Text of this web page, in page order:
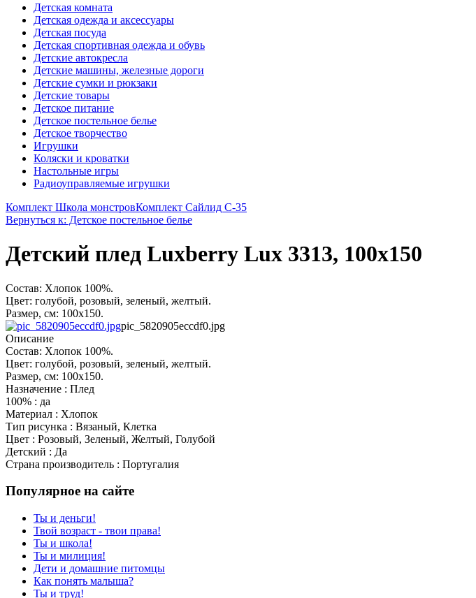
Детская комната
Детская одежда и аксессуары
Детская посуда
Детская спортивная одежда и обувь
Детские автокресла
Детские машины, железные дороги
Детские сумки и рюкзаки
Детские товары
Детское питание
Детское постельное белье
Детское творчество
Игрушки
Коляски и кроватки
Настольные игры
Радиоуправляемые игрушки
Комплект Школа монстровКомплект Сайлид С-35
Вернуться к: Детское постельное белье
Детский плед Luxberry Lux 3313, 100х150
Состав: Хлопок 100%.
Цвет: голубой, розовый, зеленый, желтый.
Размер, см: 100х150.
pic_5820905eccdf0.jpg
Описание
Состав: Хлопок 100%.
Цвет: голубой, розовый, зеленый, желтый.
Размер, см: 100х150.
Назначение : Плед
100% : да
Материал : Хлопок
Тип рисунка : Вязаный, Клетка
Цвет : Розовый, Зеленый, Желтый, Голубой
Детский : Да
Страна производитель : Португалия
Популярное на сайте
Ты и деньги!
Твой возраст - твои права!
Ты и школа!
Ты и милиция!
Дети и домашние питомцы
Как понять малыша?
Ты и труд!